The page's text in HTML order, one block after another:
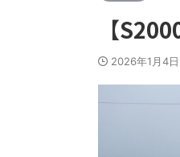
【
2026年1月4日